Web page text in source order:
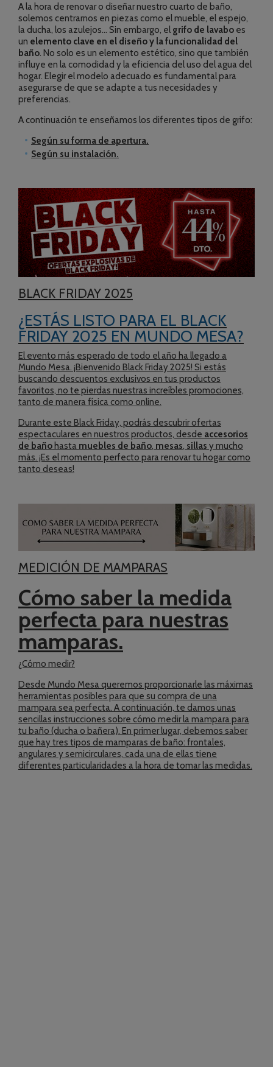
A la hora de renovar o diseñar nuestro cuarto de baño,
solemos centrarnos en piezas como el mueble, el espejo,
la ducha, los azulejos... Sin embargo, el grifo de lavabo es
un elemento clave en el diseño y la funcionalidad del
baño. No solo es un elemento estético, sino que también
influye en la comodidad y la eficiencia del uso del agua del
hogar. Elegir el modelo adecuado es fundamental para
asegurarse de que se adapte a tus necesidades y
preferencias.
A continuación te enseñamos los diferentes tipos de grifo:
Según su forma de apertura.
Según su instalación.
BLACK FRIDAY 2025
¿ESTÁS LISTO PARA EL BLACK
FRIDAY 2025 EN MUNDO MESA?
El evento más esperado de todo el año ha llegado a
Mundo Mesa. ¡Bienvenido Black Friday 2025! Si estás
buscando descuentos exclusivos en tus productos
favoritos, no te pierdas nuestras increíbles promociones,
tanto de manera física como online.
Durante este Black Friday, podrás descubrir ofertas
espectaculares en nuestros productos, desde accesorios
de baño hasta muebles de baño, mesas, sillas y mucho
más. ¡Es el momento perfecto para renovar tu hogar como
tanto deseas!
MEDICIÓN DE MAMPARAS
Cómo saber la medida
perfecta para nuestras
mamparas.
¿Cómo medir?
Desde Mundo Mesa queremos proporcionarle las máximas
herramientas posibles para que su compra de una
mampara sea perfecta. A continuación, te damos unas
sencillas instrucciones sobre cómo medir la mampara para
tu baño (ducha o bañera). En primer lugar, debemos saber
que hay tres tipos de mamparas de baño: frontales,
angulares y semicirculares, cada una de ellas tiene
diferentes particularidades a la hora de tomar las medidas.